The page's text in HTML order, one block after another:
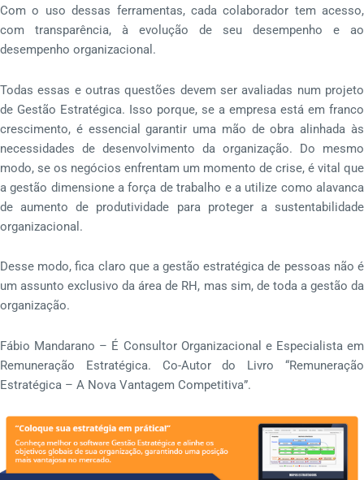
Com o uso dessas ferramentas, cada colaborador tem acesso,
com transparência, à evolução de seu desempenho e ao
desempenho organizacional.
Todas essas e outras questões devem ser avaliadas num projeto
de Gestão Estratégica. Isso porque, se a empresa está em franco
crescimento, é essencial garantir uma mão de obra alinhada às
necessidades de desenvolvimento da organização. Do mesmo
modo, se os negócios enfrentam um momento de crise, é vital que
a gestão dimensione a força de trabalho e a utilize como alavanca
de aumento de produtividade para proteger a sustentabilidade
organizacional.
Desse modo, fica claro que a gestão estratégica de pessoas não é
um assunto exclusivo da área de RH, mas sim, de toda a gestão da
organização.
Fábio Mandarano – É Consultor Organizacional e Especialista em
Remuneração Estratégica. Co-Autor do Livro “Remuneração
Estratégica – A Nova Vantagem Competitiva”.